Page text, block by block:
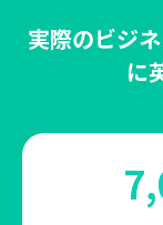
実際のビジ
に